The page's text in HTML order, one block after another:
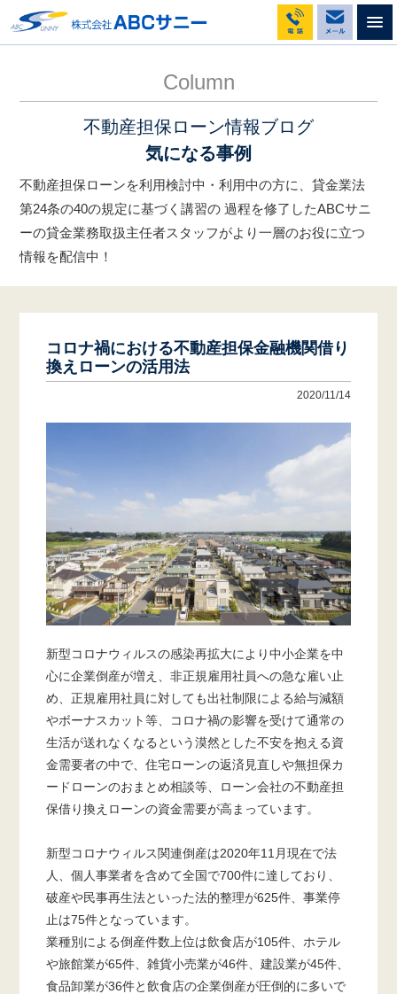
コロナ禍における不動産担保金融機関借り換えローンの活用法
Column
不動産担保ローン情報ブログ
気になる事例
不動産担保ローンを利用検討中・利用中の方に、貸金業法
第24条の40の規定に基づく講習の 過程を修了したABCサニ
ーの貸金業務取扱主任者スタッフがより一層のお役に立つ
情報を配信中！
コロナ禍における不動産担保金融機関借り
換えローンの活用法
2020/11/14
新型コロナウィルスの感染再拡大により中小企業を中
心に企業倒産が増え、非正規雇用社員への急な雇い止
め、正規雇用社員に対しても出社制限による給与減額
やボーナスカット等、コロナ禍の影響を受けて通常の
生活が送れなくなるという漠然とした不安を抱える資
金需要者の中で、住宅ローンの返済見直しや無担保カ
ードローンのおまとめ相談等、ローン会社の不動産担
保借り換えローンの資金需要が高まっています。
新型コロナウィルス関連倒産は2020年11月現在で法
人、個人事業者を含めて全国で700件に達しており、
破産や民事再生法といった法的整理が625件、事業停
止は75件となっています。
業種別による倒産件数上位は飲食店が105件、ホテル
や旅館業が65件、雑貨小売業が46件、建設業が45件、
食品卸業が36件と飲食店の企業倒産が圧倒的に多いで